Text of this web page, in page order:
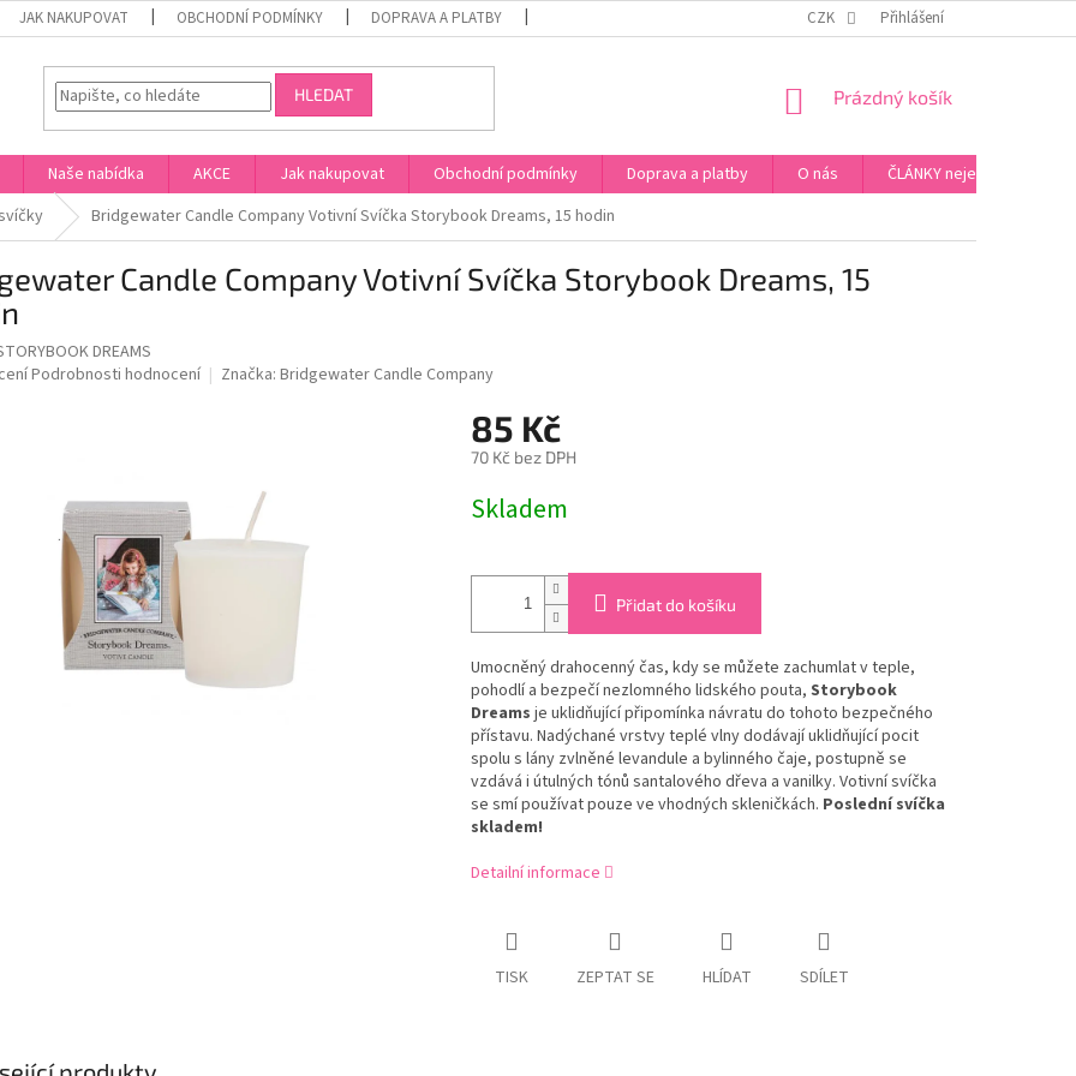
JAK NAKUPOVAT OBCHODNÍ PODMÍNKY DOPRAVA A PLATBY VZORKOVÁ PRODEJNA - PRAHA 5, JINONICE
CZK Přihlášení
HLEDAT
NÁKUPNÍ
Prázdný košík
Naše nabídka AKCE Jak nakupovat Obchodní podmínky Doprava a platby O nás
ČLÁNKY nejen o
Bridgewater Candle Company Votivní Svíčka Storybook Dreams, 15 hodin
Candle Company Votivní Svíčka Storybook Dreams, 15
DREAMS
Podrobnosti hodnocení Značka: Bridgewater Candle Company
85 Kč
70 Kč bez DPH
cena:
Skladem
Přidat do košíku
Umocněný drahocenný čas, kdy se můžete zachumlat v teple,
pohodlí a bezpečí nezlomného lidského pouta, Storybook
Dreams je uklidňující připomínka návratu do tohoto bezpečného
přístavu. Nadýchané vrstvy teplé vlny dodávají uklidňující pocit
spolu s lány zvlněné levandule a bylinného čaje, postupně se
vzdává i útulných tónů santalového dřeva a vanilky. Votivní svíčka
se smí používat pouze ve vhodných skleničkách. Poslední svíčka
skladem!
Detailní informace
TISK ZEPTAT SE HLÍDAT SDÍLET